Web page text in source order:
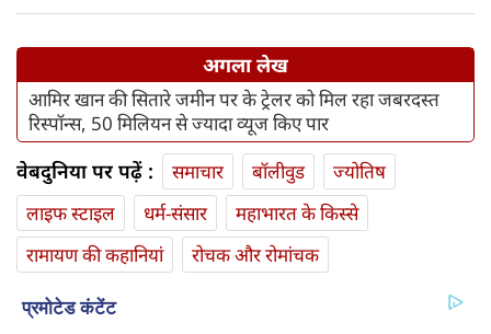
अगला लेख
आमिर खान की सितारे जमीन पर के ट्रेलर को मिल रहा जबरदस्त
रिस्पॉन्स, 50 मिलियन से ज्यादा व्यूज किए पार
वेबदुनिया पर पढ़ें : समाचार बॉलीवुड
ज्योतिष
लाइफ स्‍टाइल
धर्म-संसार
महाभारत के किस्से
रामायण की कहानियां
रोचक और रोमांचक